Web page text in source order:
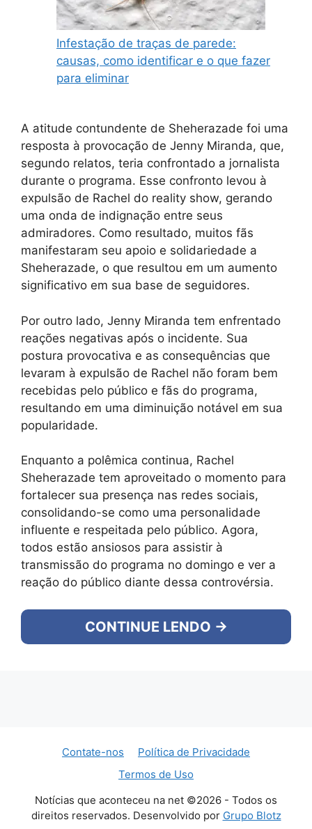
Infestação de traças de parede:
causas, como identificar e o que fazer
para eliminar
A atitude contundente de Sheherazade foi uma
resposta à provocação de Jenny Miranda, que,
segundo relatos, teria confrontado a jornalista
durante o programa. Esse confronto levou à
expulsão de Rachel do reality show, gerando
uma onda de indignação entre seus
admiradores. Como resultado, muitos fãs
manifestaram seu apoio e solidariedade a
Sheherazade, o que resultou em um aumento
significativo em sua base de seguidores.
Por outro lado, Jenny Miranda tem enfrentado
reações negativas após o incidente. Sua
postura provocativa e as consequências que
levaram à expulsão de Rachel não foram bem
recebidas pelo público e fãs do programa,
resultando em uma diminuição notável em sua
popularidade.
Enquanto a polêmica continua, Rachel
Sheherazade tem aproveitado o momento para
fortalecer sua presença nas redes sociais,
consolidando-se como uma personalidade
influente e respeitada pelo público. Agora,
todos estão ansiosos para assistir à
transmissão do programa no domingo e ver a
reação do público diante dessa controvérsia.
CONTINUE LENDO →
Contate-nos
Política de Privacidade
Termos de Uso
Notícias que aconteceu na net ©2026 - Todos os
direitos reservados. Desenvolvido por Grupo Blotz